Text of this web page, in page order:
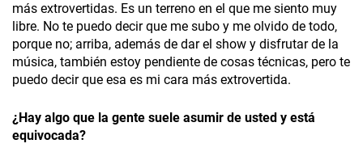
más extrovertidas. Es un terreno en el que me siento muy
libre. No te puedo decir que me subo y me olvido de todo,
porque no; arriba, además de dar el show y disfrutar de la
música, también estoy pendiente de cosas técnicas, pero te
puedo decir que esa es mi cara más extrovertida.
¿Hay algo que la gente suele asumir de usted y está
equivocada?